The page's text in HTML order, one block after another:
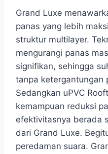
Grand Luxe
panas yang lebih
struktur multilayer.
mengurangi panas
signifikan, sehingga
tanpa ketergantungan
Sedangkan uPVC
kemampuan reduksi
efektivitasnya berada
dari Grand Luxe.
peredaman suara.